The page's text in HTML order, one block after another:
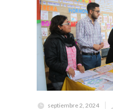
septiembre 2, 2024